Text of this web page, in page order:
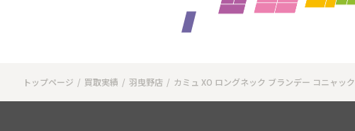
トップページ 買取実績 羽曳野店 カミュ XO ロングネック ブランデー コニャック